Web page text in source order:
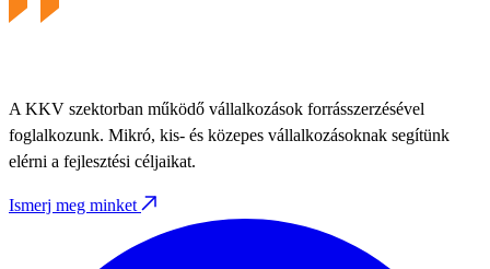
A KKV szektorban működő vállalkozások forrásszerzésével
foglalkozunk. Mikró, kis- és közepes vállalkozásoknak segítünk
elérni a fejlesztési céljaikat.
Ismerj meg minket